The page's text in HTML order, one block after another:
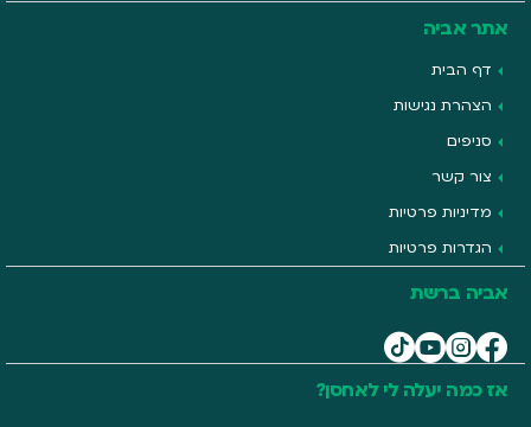
אתר אביה
דף הבית
הצהרת נגישות
סניפים
צור קשר
מדיניות פרטיות
הגדרות פרטיות
אביה ברשת
אז כמה יעלה לי לאחסן?